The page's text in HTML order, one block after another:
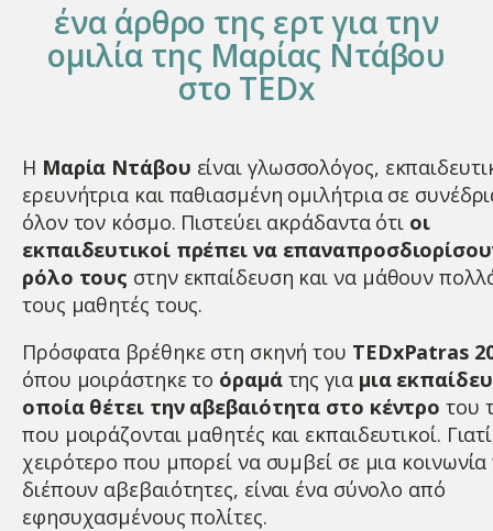
ένα άρθρο της ερτ για την
ομιλία της Μαρίας Ντάβου
στο TEDx
Η Μαρία Ντάβου είναι γλωσσολόγος,
ερευνήτρια και παθιασμένη ομιλήτρια σε
όλον τον κόσμο. Πιστεύει ακράδαντα ότι οι
εκπαιδευτικοί πρέπει να
ρόλο τους στην εκπαίδευση και να μάθουν
τους μαθητές τους.
Πρόσφατα βρέθηκε στη σκηνή του TEDxPatras
όπου μοιράστηκε το όραμάτης για μια
οποία θέτει την αβεβαιότητα στο κέντρο του
που μοιράζονται μαθητές και εκπαιδευτικοί.
χειρότερο που μπορεί να συμβεί σε μια
διέπουν αβεβαιότητες, είναι ένα σύνολο από
εφησυχασμένους πολίτες.